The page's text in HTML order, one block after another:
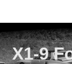
X1-9